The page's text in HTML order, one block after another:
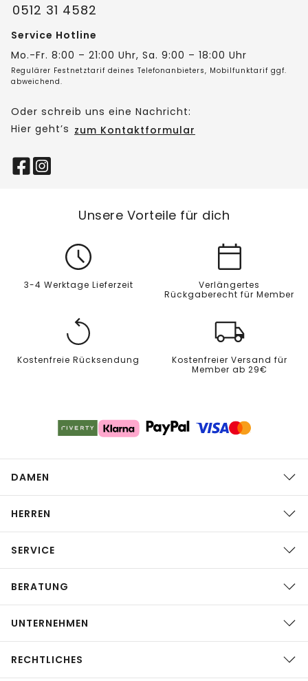
0512 31 4582
Service Hotline
Mo.-Fr. 8:00 – 21:00 Uhr, Sa. 9:00 – 18:00 Uhr
Regulärer Festnetztarif deines Telefonanbieters, Mobilfunktarif ggf.
abweichend.
Oder schreib uns eine Nachricht:
Hier geht’s zum Kontaktformular
Unsere Vorteile für dich
3-4 Werktage Lieferzeit
Verlängertes
Rückgaberecht für Member
Kostenfreie Rücksendung
Kostenfreier Versand für
Member ab 29€
DAMEN
HERREN
SERVICE
BERATUNG
UNTERNEHMEN
RECHTLICHES